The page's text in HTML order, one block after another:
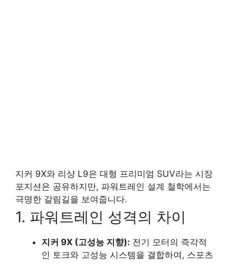
지커 9X와 리샹 L9은 대형 프리미엄 SUV라는 시장
포지션은 공유하지만, 파워트레인 설계 철학에서는
극명한 갈림길을 보여줍니다.
1. 파워트레인 성격의 차이
지커 9X (고성능 지향): 전기 모터의 즉각적
인 토크와 고성능 시스템을 결합하여, 스포츠